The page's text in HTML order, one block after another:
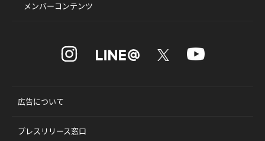
メンバーコンテンツ
広告について
プレスリリース窓口